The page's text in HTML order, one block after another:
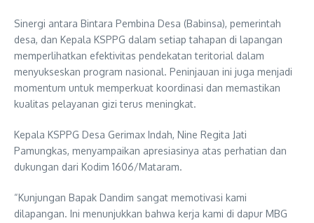
Sinergi antara Bintara Pembina Desa (Babinsa), pemerintah
desa, dan Kepala KSPPG dalam setiap tahapan di lapangan
memperlihatkan efektivitas pendekatan teritorial dalam
menyukseskan program nasional. Peninjauan ini juga menjadi
momentum untuk memperkuat koordinasi dan memastikan
kualitas pelayanan gizi terus meningkat.
Kepala KSPPG Desa Gerimax Indah, Nine Regita Jati
Pamungkas, menyampaikan apresiasinya atas perhatian dan
dukungan dari Kodim 1606/Mataram.
“Kunjungan Bapak Dandim sangat memotivasi kami
dilapangan. Ini menunjukkan bahwa kerja kami di dapur MBG